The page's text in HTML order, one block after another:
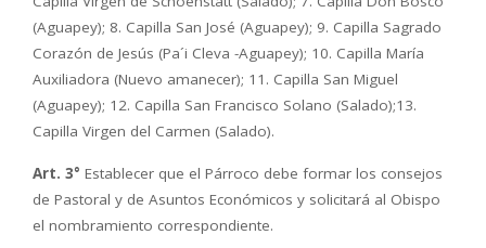
(Aguapey); 8. Capilla San José (Aguapey); 9. Capilla Sagrado
Corazón de Jesús (Pa´i Cleva -Aguapey); 10. Capilla María
Auxiliadora (Nuevo amanecer); 11. Capilla San Miguel
(Aguapey); 12. Capilla San Francisco Solano (Salado);13.
Capilla Virgen del Carmen (Salado).
Art. 3° Establecer que el Párroco debe formar los consejos
de Pastoral y de Asuntos Económicos y solicitará al Obispo
el nombramiento correspondiente.